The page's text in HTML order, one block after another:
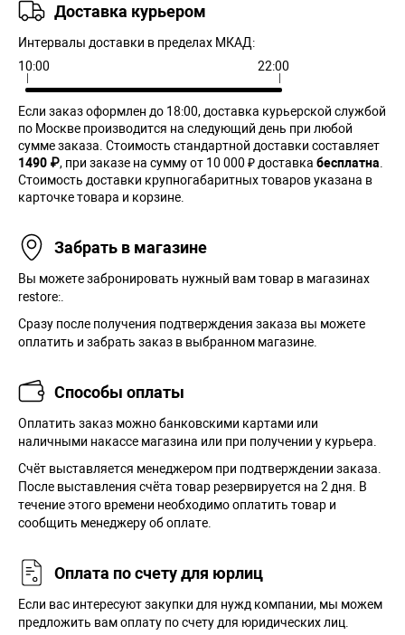
Доставка курьером
Интервалы доставки в пределах МКАД:
10:00
22:00
Если заказ оформлен до 18:00, доставка курьерской службой
по Москве производится на следующий день при любой
сумме заказа. Cтоимость стандартной доставки составляет
1490 ₽, при заказе на сумму от 10 000 ₽ доставка бесплатна.
Стоимость доставки крупногабаритных товаров указана в
карточке товара и корзине.
Забрать в магазине
Вы можете забронировать нужный вам товар в магазинах
restore:.
Сразу после получения подтверждения заказа вы можете
оплатить и забрать заказ в выбранном магазине.
Способы оплаты
Оплатить заказ можно банковскими картами или
наличными накассе магазина или при получении у курьера.
Cчёт выставляется менеджером при подтверждении заказа.
После выставления счёта товар резервируется на 2 дня. В
течение этого времени необходимо оплатить товар и
сообщить менеджеру об оплате.
Оплата по счету для юрлиц
Если вас интересуют закупки для нужд компании, мы можем
предложить вам оплату по счету для юридических лиц.